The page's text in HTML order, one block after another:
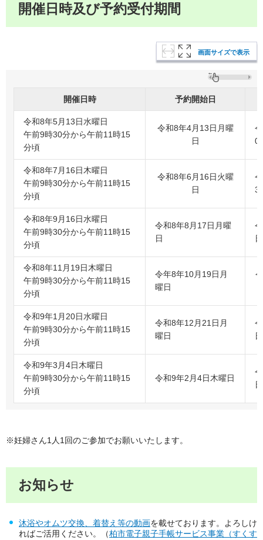
開催日時及び予約受付期間
画面サイズで表示
開催日時 予約開始日
令和8年5月13日水曜日
午前9時30分から午前11時15
分頃
令和8年4月13日月曜
日
0
令和8年7月16日木曜日
午前9時30分から午前11時15
分頃
令和8年6月16日火曜
日
3
令和8年9月16日水曜日
午前9時30分から午前11時15
分頃
令和8年8月17日月曜
日
日
令和8年11月19日木曜日
午前9時30分から午前11時15
分頃
令年8年10月19日月
曜日
令和9年1月20日水曜日
午前9時30分から午前11時15
分頃
令和8年12月21日月
曜日
日
令和9年3月4日木曜日
午前9時30分から午前11時15
分頃
令和9年2月4日木曜日
日
※妊婦さん1人1回のご参加でお願いいたします。
お知らせ
沐浴やオムツ交換、着替え等の動画を載せております。よろしけ
ればご活用ください。（柏市電子親子手帳サービス事業（すくす